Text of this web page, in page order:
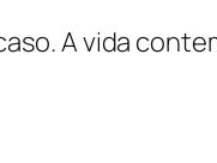
A vida